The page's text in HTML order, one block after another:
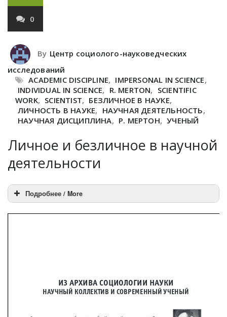
0
By Центр социолого-науковедческих
исследований
ACADEMIC DISCIPLINE, IMPERSONAL IN SCIENCE,
INDIVIDUAL IN SCIENCE, R. MERTON, SCIENTIFIC
WORK, SCIENTIST, БЕЗЛИЧНОЕ В НАУКЕ,
ЛИЧНОСТЬ В НАУКЕ, НАУЧНАЯ ДЕЯТЕЛЬНОСТЬ,
НАУЧНАЯ ДИСЦИПЛИНА, Р. МЕРТОН, УЧЕНЫЙ
Личное и безличное в научной
деятельности
Подробнее / More